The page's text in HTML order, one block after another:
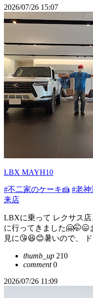
2026/07/26 15:07
LBX MAYH10
#不二家のケーキ🍰 #老
来店
LBXに乗って レクサス
に行ってきました🤗🤭😄
見に😘😆😊暑いので、
thumb_up 210
comment0
2026/07/26 11:09